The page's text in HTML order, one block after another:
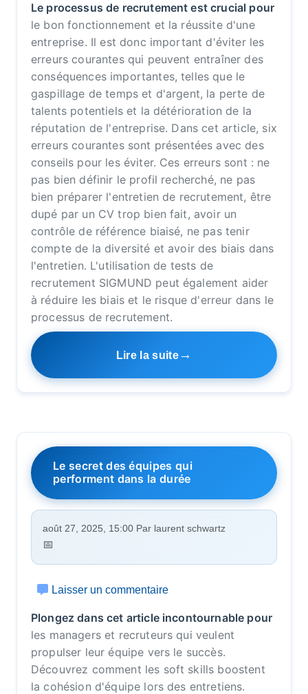
Le processus de recrutement est crucial pour
le bon fonctionnement et la réussite d'une
entreprise. Il est donc important d'éviter les
erreurs courantes qui peuvent entraîner des
conséquences importantes, telles que le
gaspillage de temps et d'argent, la perte de
talents potentiels et la détérioration de la
réputation de l'entreprise. Dans cet article, six
erreurs courantes sont présentées avec des
conseils pour les éviter. Ces erreurs sont : ne
pas bien définir le profil recherché, ne pas
bien préparer l'entretien de recrutement, être
dupé par un CV trop bien fait, avoir un
contrôle de référence biaisé, ne pas tenir
compte de la diversité et avoir des biais dans
l'entretien. L'utilisation de tests de
recrutement SIGMUND peut également aider
à réduire les biais et le risque d'erreur dans le
processus de recrutement.
Lire la suite
Le secret des équipes qui
performent dans la durée
août 27, 2025, 15:00 Par laurent schwartz
Laisser un commentaire
Plongez dans cet article incontournable pour
les managers et recruteurs qui veulent
propulser leur équipe vers le succès.
Découvrez comment les soft skills boostent
la cohésion d'équipe lors des entretiens.